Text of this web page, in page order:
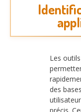
Les
des